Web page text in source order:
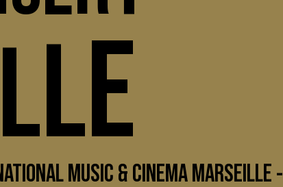
LLE
MUSIC & CINEMA MARSEILLE -